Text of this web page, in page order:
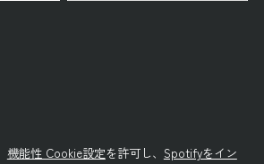
機能性 Cookie設定を許可し、 Spotifyをイン